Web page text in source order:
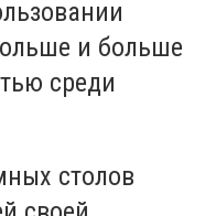
и больше
среди
столов